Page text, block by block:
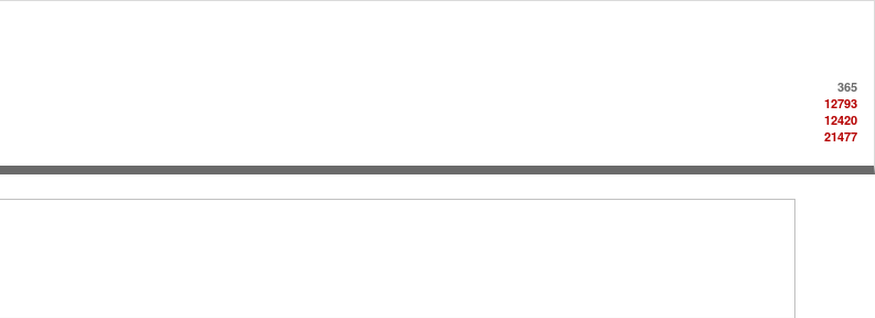
365
12793
12420
21477